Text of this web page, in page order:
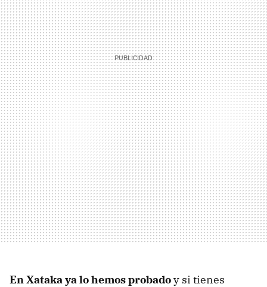
En Xataka ya lo hemos probadoy si tienes